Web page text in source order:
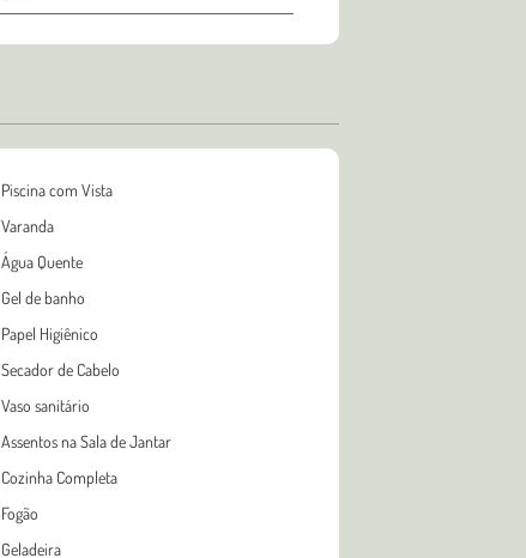
Piscina com Vista
Varanda
Água Quente
Gel de banho
Papel Higiênico
Secador de Cabelo
Vaso sanitário
Assentos na Sala de Jantar
Cozinha Completa
Fogão
Geladeira